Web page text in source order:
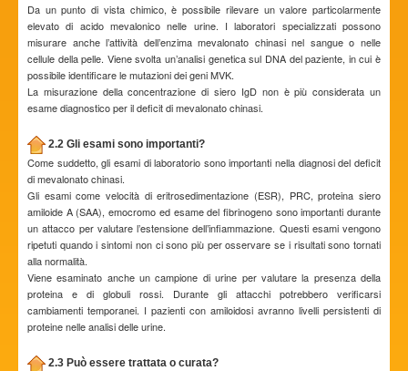
Da un punto di vista chimico, è possibile rilevare un valore particolarmente
elevato di acido mevalonico nelle urine. I laboratori specializzati possono
misurare anche l’attività dell’enzima mevalonato chinasi nel sangue o nelle
cellule della pelle. Viene svolta un’analisi genetica sul DNA del paziente, in cui è
possibile identificare le mutazioni dei geni MVK.
La misurazione della concentrazione di siero IgD non è più considerata un
esame diagnostico per il deficit di mevalonato chinasi.
2.2 Gli esami sono importanti?
Come suddetto, gli esami di laboratorio sono importanti nella diagnosi del deficit
di mevalonato chinasi.
Gli esami come velocità di eritrosedimentazione (ESR), PRC, proteina siero
amiloide A (SAA), emocromo ed esame del fibrinogeno sono importanti durante
un attacco per valutare l’estensione dell’infiammazione. Questi esami vengono
ripetuti quando i sintomi non ci sono più per osservare se i risultati sono tornati
alla normalità.
Viene esaminato anche un campione di urine per valutare la presenza della
proteina e di globuli rossi. Durante gli attacchi potrebbero verificarsi
cambiamenti temporanei. I pazienti con amiloidosi avranno livelli persistenti di
proteine nelle analisi delle urine.
2.3 Può essere trattata o curata?